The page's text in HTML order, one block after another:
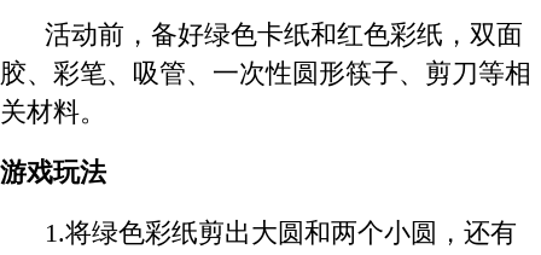
活动前，备好绿色卡纸和红色彩纸，双面
胶、彩笔、吸管、一次性圆形筷子、剪刀等相
关材料。
游戏玩法
1.将绿色彩纸剪出大圆和两个小圆，还有